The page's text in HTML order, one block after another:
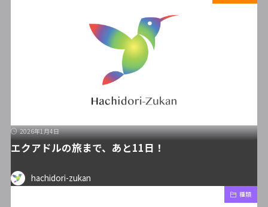
2026年1月4日
エクアドルの旅まで、あと11日！
hachidori-zukan
種類